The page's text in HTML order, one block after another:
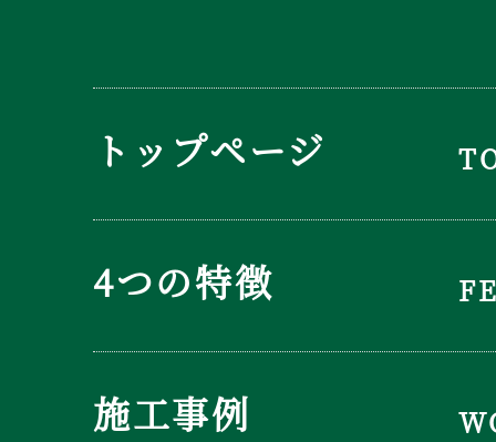
トップページ
4つの特徴
施工事例